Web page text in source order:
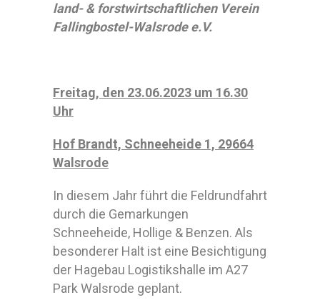
land- & forstwirtschaftlichen Verein
Fallingbostel-Walsrode e.V.
Freitag, den 23.06.2023 um 16.30
Uhr
Hof Brandt, Schneeheide 1, 29664
Walsrode
In diesem Jahr führt die Feldrundfahrt
durch die Gemarkungen
Schneeheide, Hollige & Benzen. Als
besonderer Halt ist eine Besichtigung
der Hagebau Logistikshalle im A27
Park Walsrode geplant.